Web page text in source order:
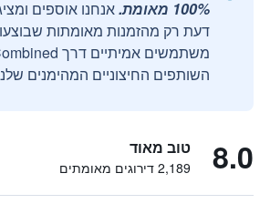
100% מאומת.
אנחנו אוספים
דעת רק מהזמנות מאומתות שבוצעו
השותפים החיצוניים המהימנים
8.0 טוב מאוד
2,189 דירוגים מאומתים